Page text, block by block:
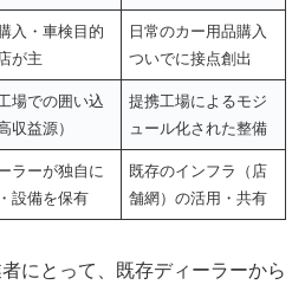
入・車検目的
が主
日常のカー用品購入
ついでに接点創出
場での囲い込
収益源）
提携工場によるモジ
ュール化された整備
ラーが独自に
設備を保有
既存のインフラ（店
舗網）の活用・共有
にとって、既存ディーラーから